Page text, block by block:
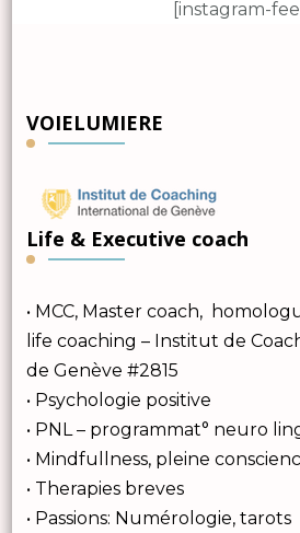
[instagram-
VOIELUMIERE
Life & Executive coach
• MCC, Master coach,
life coaching – Institut de
de Genève #2815
• Psychologie positive
• PNL – programmat° neuro
• Mindfullness, pleine
• Therapies breves
• Passions: Numérologie, tarots